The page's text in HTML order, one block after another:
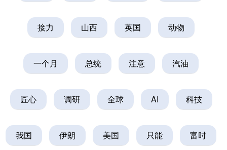
接力 山西 英国 动物
一个月 总统 注意 汽油
匠心 调研 全球 AI 科技
我国 伊朗 美国 只能 富时